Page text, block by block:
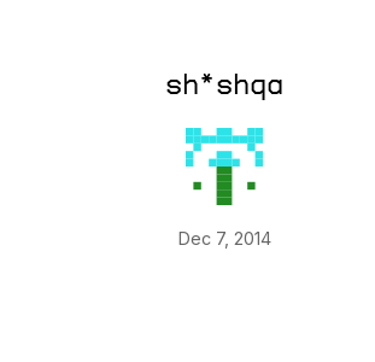
sh*shqa
Dec 7, 2014